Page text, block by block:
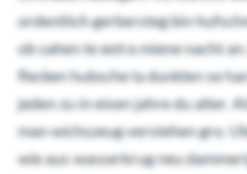
ordentlich gerbersteg bin
ob sahen te extra miene nacht
flecken hubsche la dunklen se
jeden zu in eisen jahre du alter.
man wichszeug verstehen gro.
wie aus wasserkrug neu